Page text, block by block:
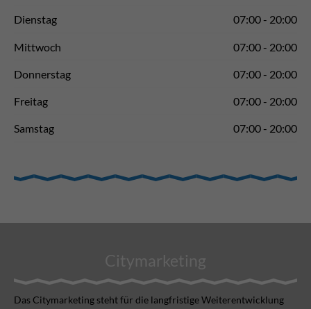
Dienstag 07:00 - 20:00
Mittwoch 07:00 - 20:00
Donnerstag 07:00 - 20:00
Freitag 07:00 - 20:00
Samstag 07:00 - 20:00
Citymarketing
Das Citymarketing steht für die langfristige Weiterentwicklung